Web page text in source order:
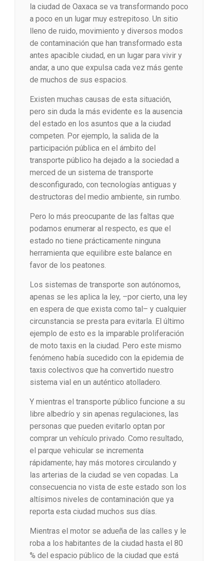
la ciudad de Oaxaca se va transformando poco
a poco en un lugar muy estrepitoso. Un sitio
lleno de ruido, movimiento y diversos modos
de contaminación que han transformado esta
antes apacible ciudad, en un lugar para vivir y
andar, a uno que expulsa cada vez más gente
de muchos de sus espacios.
Existen muchas causas de esta situación,
pero sin duda la más evidente es la ausencia
del estado en los asuntos que a la ciudad
competen. Por ejemplo, la salida de la
participación pública en el ámbito del
transporte público ha dejado a la sociedad a
merced de un sistema de transporte
desconfigurado, con tecnologías antiguas y
destructoras del medio ambiente, sin rumbo.
Pero lo más preocupante de las faltas que
podamos enumerar al respecto, es que el
estado no tiene prácticamente ninguna
herramienta que equilibre este balance en
favor de los peatones.
Los sistemas de transporte son autónomos,
apenas se les aplica la ley, –por cierto, una ley
en espera de que exista como tal– y cualquier
circunstancia se presta para evitarla. El último
ejemplo de esto es la imparable proliferación
de moto taxis en la ciudad. Pero este mismo
fenómeno había sucedido con la epidemia de
taxis colectivos que ha convertido nuestro
sistema vial en un auténtico atolladero.
Y mientras el transporte público funcione a su
libre albedrío y sin apenas regulaciones, las
personas que pueden evitarlo optan por
comprar un vehículo privado. Como resultado,
el parque vehicular se incrementa
rápidamente; hay más motores circulando y
las arterias de la ciudad se ven copadas. La
consecuencia no vista de este estado son los
altísimos niveles de contaminación que ya
reporta esta ciudad muchos sus días.
Mientras el motor se adueña de las calles y le
roba a los habitantes de la ciudad hasta el 80
% del espacio público de la ciudad que está